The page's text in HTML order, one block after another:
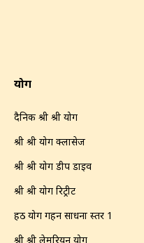
योग
दैनिक श्री श्री योग
श्री श्री योग क्लासेज
श्री श्री योग डीप डाइव
श्री श्री योग रिट्रीट
हठ योग गहन साधना स्तर 1
श्री श्री लेमुरियन योग